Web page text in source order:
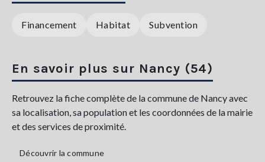
Financement Habitat Subvention
En savoir plus sur Nancy (54)
Retrouvez la fiche complète de la commune de Nancy avec
sa localisation, sa population et les coordonnées de la mairie
et des services de proximité.
Découvrir la commune